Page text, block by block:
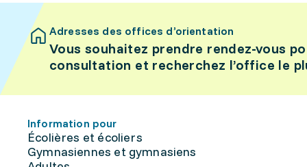
Adresses des offices d’orientation
Vous souhaitez prendre rendez-vous
consultation et recherchez l’office le
Information pour
Écolières et écoliers
Gymnasiennes et gymnasiens